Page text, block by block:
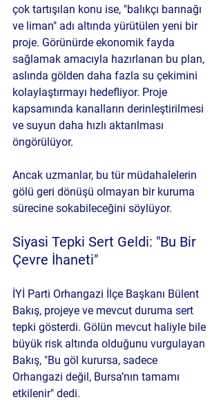
çok tartışılan konu ise, "balıkçı barınağı
ve liman" adı altında yürütülen yeni bir
proje. Görünürde ekonomik fayda
sağlamak amacıyla hazırlanan bu plan,
aslında gölden daha fazla su çekimini
kolaylaştırmayı hedefliyor. Proje
kapsamında kanalların derinleştirilmesi
ve suyun daha hızlı aktarılması
öngörülüyor.
Ancak uzmanlar, bu tür müdahalelerin
gölü geri dönüşü olmayan bir kuruma
sürecine sokabileceğini söylüyor.
Siyasi Tepki Sert Geldi: "Bu Bir
Çevre İhaneti"
İYİ Parti Orhangazi İlçe Başkanı Bülent
Bakış, projeye ve mevcut duruma sert
tepki gösterdi. Gölün mevcut haliyle bile
büyük risk altında olduğunu vurgulayan
Bakış, "Bu göl kurursa, sadece
Orhangazi değil, Bursa’nın tamamı
etkilenir" dedi.